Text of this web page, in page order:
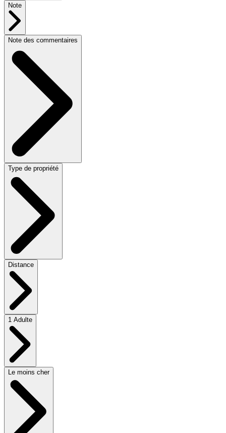
Note
Note des commentaires
Type de propriété
Distance
1 Adulte
Le moins cher